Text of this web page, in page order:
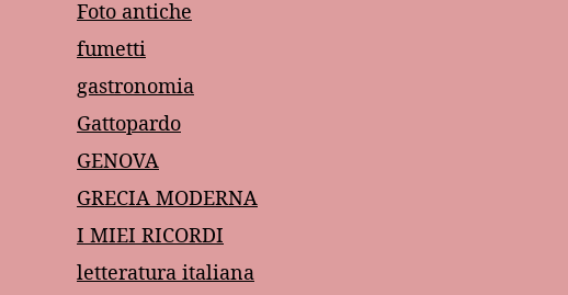
Foto antiche
fumetti
gastronomia
Gattopardo
GENOVA
GRECIA MODERNA
I MIEI RICORDI
letteratura italiana